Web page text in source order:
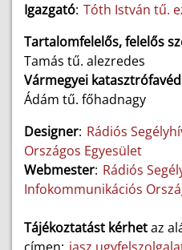
Igazgató: Tóth István tű.
Tartalomfelelős, felelős
Tamás tű. alezredes
Vármegyei
Ádám tű. főhadnagy
Designer: Rádiós
Országos Egyesület
Webmester: Rádiós
Infokommunikációs
Tájékoztatást kérhetaz